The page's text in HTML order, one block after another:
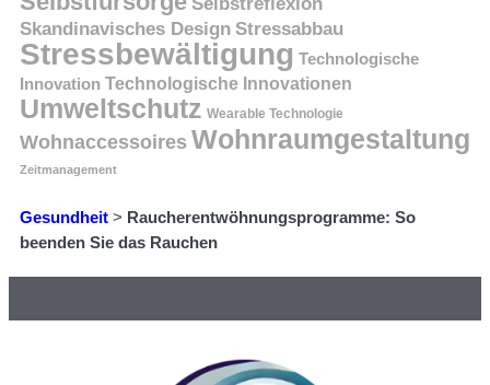
Skandinavisches Design Stressabbau
Stressbewältigung Technologische
Innovation Technologische Innovationen
Umweltschutz Wearable Technologie
Wohnaccessoires Wohnraumgestaltung
Zeitmanagement
Gesundheit > Raucherentwöhnungsprogramme: So
beenden Sie das Rauchen